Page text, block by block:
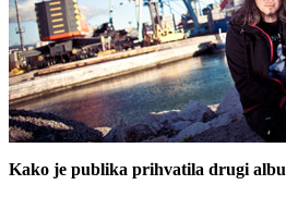
Kako je publika prihvatila drugi